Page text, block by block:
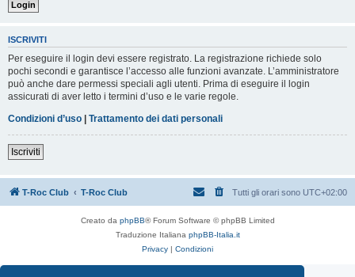
ISCRIVITI
Per eseguire il login devi essere registrato. La registrazione richiede solo
pochi secondi e garantisce l’accesso alle funzioni avanzate. L’amministratore
può anche dare permessi speciali agli utenti. Prima di eseguire il login
assicurati di aver letto i termini d’uso e le varie regole.
Condizioni d’uso | Trattamento dei dati personali
Iscriviti
T-Roc Club T-Roc Club Tutti gli orari sono UTC+02:00
Creato da phpBB® Forum Software © phpBB Limited
Traduzione Italiana phpBB-Italia.it
Privacy | Condizioni